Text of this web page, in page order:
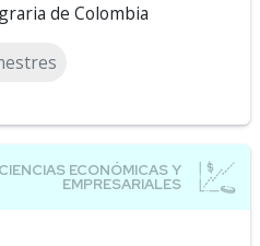
de Colombia